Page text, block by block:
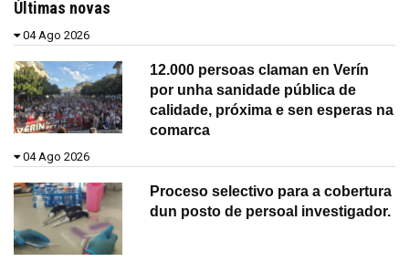
Últimas novas
04 Ago 2026
12.000 persoas claman en Verín
por unha sanidade pública de
calidade, próxima e sen esperas na
comarca
04 Ago 2026
Proceso selectivo para a cobertura
dun posto de persoal investigador.